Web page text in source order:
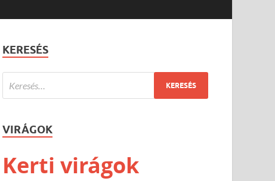
KERESÉS
VIRÁGOK
Kerti virágok